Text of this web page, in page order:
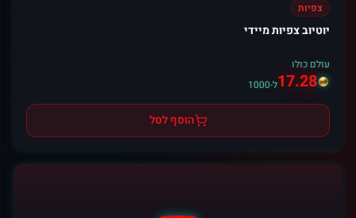
צפיות
יוטיוב צפיות מיידי
עולם כולו
17.28ל-1000
הוסף לסל